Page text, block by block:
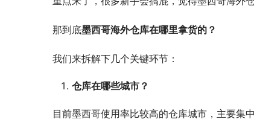
那到底墨西哥海外仓库在哪里拿货的？
我们来拆解下几个关键环节：
仓库在哪些城市？
目前墨西哥使用率比较高的仓库城市，主要集